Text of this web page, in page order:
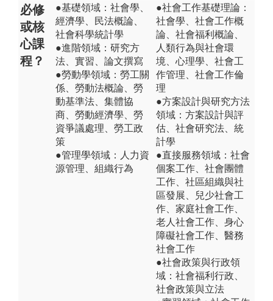
必修
或核
心課
程？
●基礎領域：社會學、
經濟學、民法概論、
社會科學統計學
●進階領域：研究方
法、實習、論文撰寫
●勞動學領域：勞工關
係、勞動法概論、勞
動基準法、集體協
商、勞動經濟學、勞
資爭議處理、勞工政
策
●管理學領域：人力資
源管理、組織行為
●社會工作基礎理論：
社會學、社會工作概
論、社會福利概論、
人類行為與社會環
境、心理學、社會工
作管理、社會工作倫
理
●方案設計與研究方法
領域：方案設計與評
估、社會研究法、統
計學
●直接服務領域：社會
個案工作、社會團體
工作、社區組織與社
區發展、兒少社會工
作、家庭社會工作、
老人社會工作、身心
障礙社會工作、醫務
社會工作
●社會政策與行政領
域：社會福利行政、
社會政策與立法